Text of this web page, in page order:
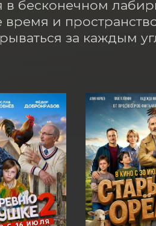
в бесконечном
и
за каждым